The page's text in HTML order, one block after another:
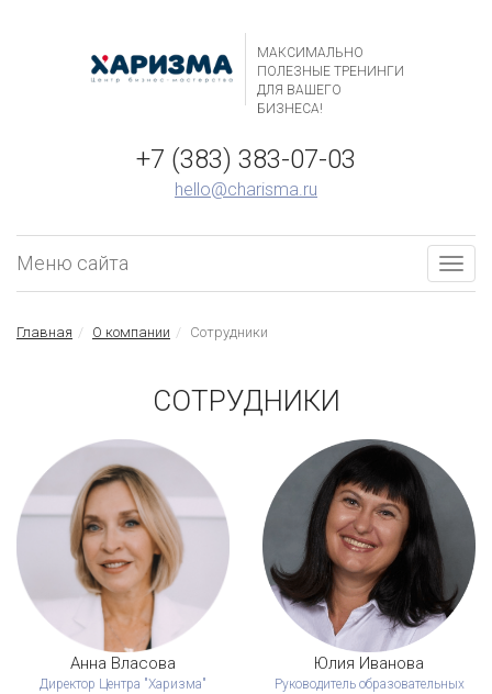
МАКСИМАЛЬНО
ПОЛЕЗНЫЕ ТРЕНИНГИ
ДЛЯ ВАШЕГО
БИЗНЕСА!
+7 (383) 383-07-03
hello@charisma.ru
Меню сайта
Главная О компании Сотрудники
СОТРУДНИКИ
Анна Власова
Директор Центра "Харизма"
Юлия Иванова
Руководитель образовательных